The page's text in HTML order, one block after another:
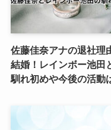
佐藤佳奈アナの退社理
結婚！レインボー池田
馴れ初めや今後の活動